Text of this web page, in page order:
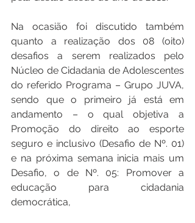
Na ocasião foi discutido também
quanto a realização dos 08 (oito)
desafios a serem realizados pelo
Núcleo de Cidadania de Adolescentes
do referido Programa – Grupo JUVA,
sendo que o primeiro já está em
andamento – o qual objetiva a
Promoção do direito ao esporte
seguro e inclusivo (Desafio de Nº. 01)
e na próxima semana inicia mais um
Desafio, o de Nº. 05: Promover a
educação para cidadania
democrática,